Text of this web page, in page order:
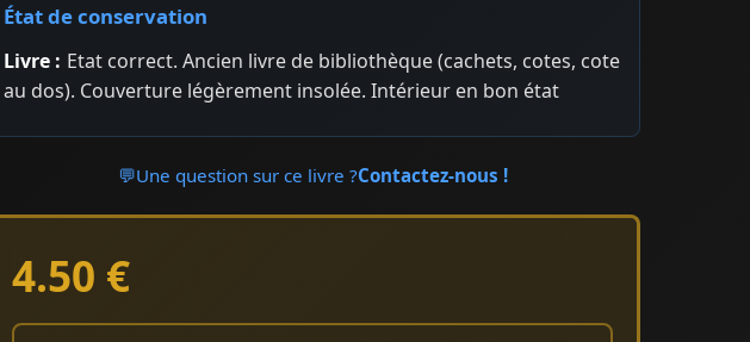
État de conservation
Livre : Etat correct. Ancien livre de bibliothèque (cachets, cotes, cote
au dos). Couverture légèrement insolée. Intérieur en bon état
💬Une question sur ce livre ?Contactez-nous !
4.50 €